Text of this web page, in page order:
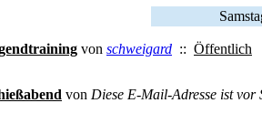
von schweigard :: Öffentlich
von Diese E-Mail-Adresse ist vor